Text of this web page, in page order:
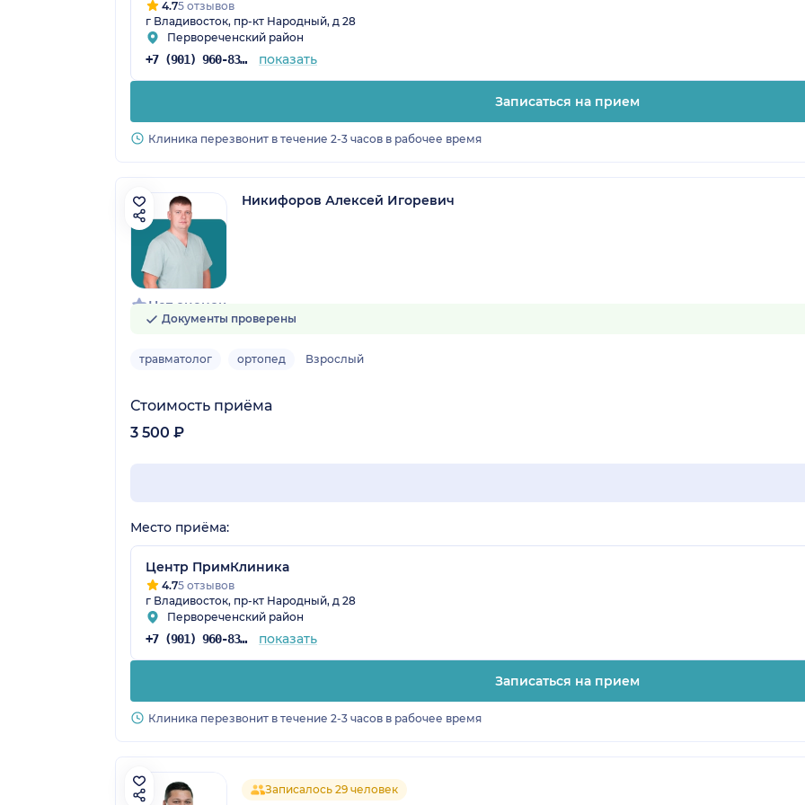
4.75 отзывов
г Владивосток, пр-кт Народный, д 28
Первореченский район
+7 (901) 960-83-49 показать
Записаться на прием
Клиника перезвонит в течение 2-3 часов в рабочее время
Нет оценок
Никифоров Алексей Игоревич
Документы проверены
травматолог ортопед Взрослый
Стоимость приёма
3 500 ₽
Место приёма:
Центр ПримКлиника
4.75 отзывов
г Владивосток, пр-кт Народный, д 28
Первореченский район
+7 (901) 960-83-49 показать
Записаться на прием
Клиника перезвонит в течение 2-3 часов в рабочее время
Записалось 29 человек